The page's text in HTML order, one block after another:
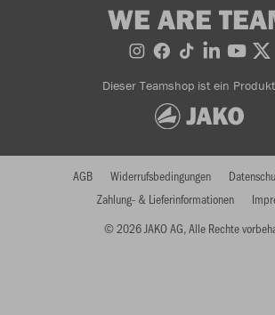
WE ARE
Dieser Teamshop ist ein
© 2026 JAKO AG, Alle Rechte
AGB Widerrufsbedingungen
Zahlung- & Lieferinformationen